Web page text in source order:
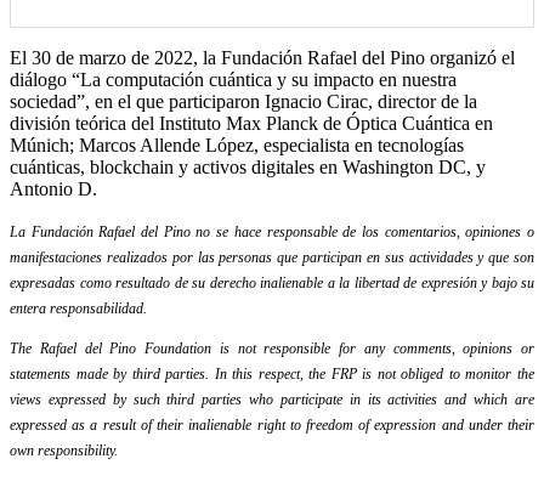
El 30 de marzo de 2022, la Fundación Rafael del Pino organizó el
diálogo “La computación cuántica y su impacto en nuestra
sociedad”, en el que participaron Ignacio Cirac, director de la
división teórica del Instituto Max Planck de Óptica Cuántica en
Múnich; Marcos Allende López, especialista en tecnologías
cuánticas, blockchain y activos digitales en Washington DC, y
Antonio D.
La Fundación Rafael del Pino no se hace responsable de los comentarios, opiniones o
manifestaciones realizados por las personas que participan en sus actividades y que son
expresadas como resultado de su derecho inalienable a la libertad de expresión y bajo su
entera responsabilidad.
The Rafael del Pino Foundation is not responsible for any comments, opinions or
statements made by third parties. In this respect, the FRP is not obliged to monitor the
views expressed by such third parties who participate in its activities and which are
expressed as a result of their inalienable right to freedom of expression and under their
own responsibility.